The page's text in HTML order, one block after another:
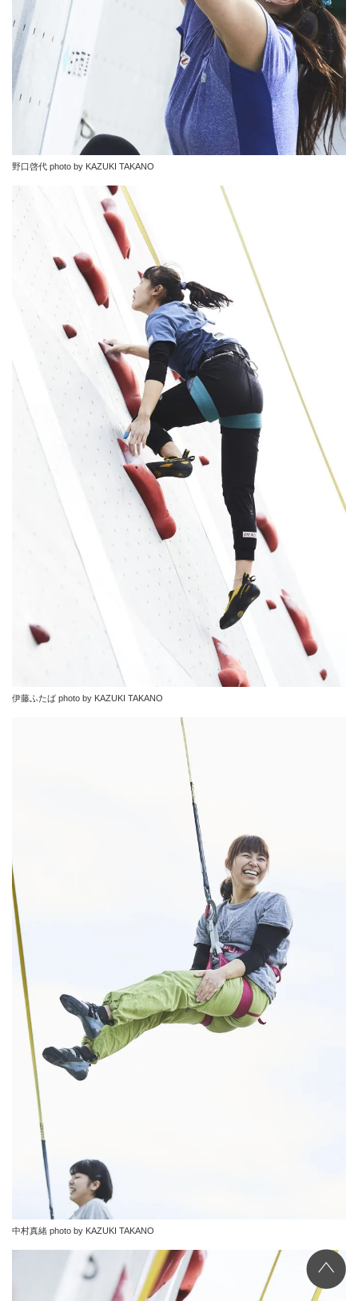
野口啓代 photo by KAZUKI TAKANO
伊藤ふたば photo by KAZUKI TAKANO
中村真緒 photo by KAZUKI TAKANO